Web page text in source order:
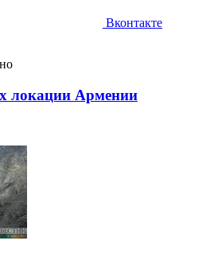
Вконтакте
локации Армении